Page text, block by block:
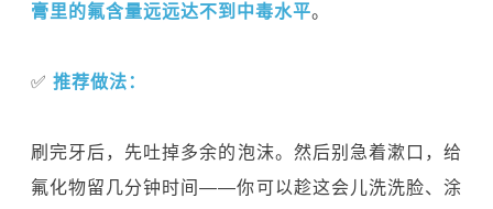
膏里的氟含量远远达不到中毒水平。
✅ 推荐做法：
刷完牙后，先吐掉多余的泡沫。然后别急着漱口，给
氟化物留几分钟时间——你可以趁这会儿洗洗脸、涂